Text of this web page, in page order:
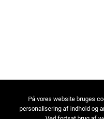
På vores website bruges
personalisering af indhold og